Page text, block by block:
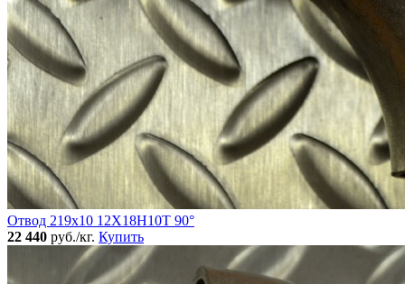
Отвод 219х10 12Х18Н10Т 90°
22 440 руб./кг. Купить